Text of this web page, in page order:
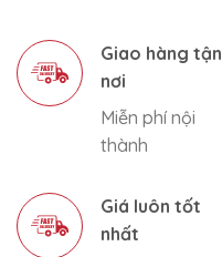
Giao hàng tận
nơi
Miễn phí nội
thành
Giá luôn tốt
nhất